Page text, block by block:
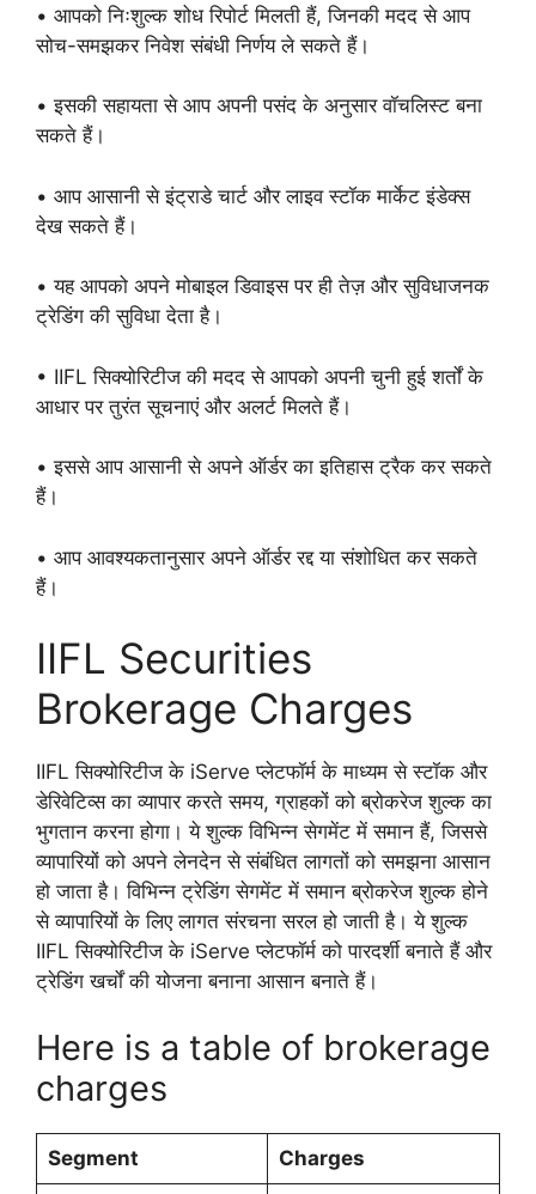
• आपको निःशुल्क शोध रिपोर्ट मिलती हैं, जिनकी मदद से आप
सोच-समझकर निवेश संबंधी निर्णय ले सकते हैं।
• इसकी सहायता से आप अपनी पसंद के अनुसार वॉचलिस्ट बना
सकते हैं।
• आप आसानी से इंट्राडे चार्ट और लाइव स्टॉक मार्केट इंडेक्स
देख सकते हैं।
• यह आपको अपने मोबाइल डिवाइस पर ही तेज़ और सुविधाजनक
ट्रेडिंग की सुविधा देता है।
• IIFL सिक्योरिटीज की मदद से आपको अपनी चुनी हुई शर्तों के
आधार पर तुरंत सूचनाएं और अलर्ट मिलते हैं।
• इससे आप आसानी से अपने ऑर्डर का इतिहास ट्रैक कर सकते
हैं।
• आप आवश्यकतानुसार अपने ऑर्डर रद्द या संशोधित कर सकते
हैं।
IIFL Securities
Brokerage Charges
IIFL सिक्योरिटीज के iServe प्लेटफॉर्म के माध्यम से स्टॉक और
डेरिवेटिव्स का व्यापार करते समय, ग्राहकों को ब्रोकरेज शुल्क का
भुगतान करना होगा। ये शुल्क विभिन्न सेगमेंट में समान हैं, जिससे
व्यापारियों को अपने लेनदेन से संबंधित लागतों को समझना आसान
हो जाता है। विभिन्न ट्रेडिंग सेगमेंट में समान ब्रोकरेज शुल्क होने
से व्यापारियों के लिए लागत संरचना सरल हो जाती है। ये शुल्क
IIFL सिक्योरिटीज के iServe प्लेटफॉर्म को पारदर्शी बनाते हैं और
ट्रेडिंग खर्चों की योजना बनाना आसान बनाते हैं।
Here is a table of brokerage
charges
Segment Charges